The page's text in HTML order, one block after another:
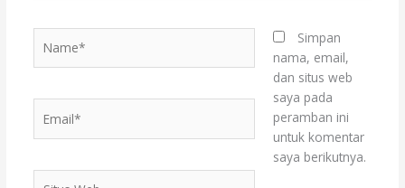
Simpan
nama, email,
dan situs web
saya pada
peramban ini
untuk komentar
saya berikutnya.